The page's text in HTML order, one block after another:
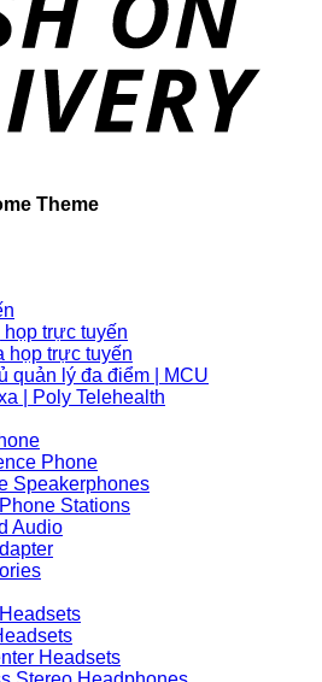
Theme
trực tuyến
họp trực tuyến
quản lý đa điểm | MCU
| Poly Telehealth
Phone
Speakerphones
Stations
Audio
Headsets